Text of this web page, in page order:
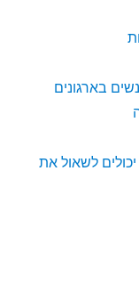
בארגונים
יכולים לשאול את